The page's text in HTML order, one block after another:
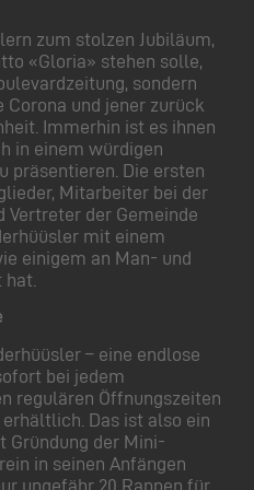
zum stolzen Jubiläum,
«Gloria» stehen solle,
sondern
und jener zurück
Immerhin ist es ihnen
in einem würdigen
präsentieren. Die ersten
Mitarbeiter bei der
Vertreter der Gemeinde
mit einem
einigem an Man- und
– eine endlose
bei jedem
regulären Öffnungszeiten
Das ist also ein
Gründung der Mini-
in seinen Anfängen
ungefähr 20 Rappen für